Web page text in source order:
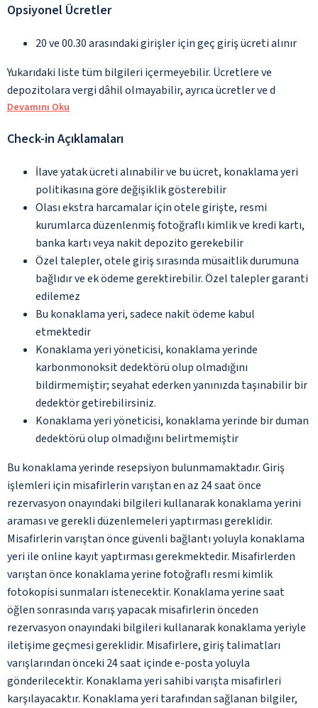
Opsiyonel Ücretler
20 ve 00.30 arasındaki girişler için geç giriş ücreti alınır
Yukarıdaki liste tüm bilgileri içermeyebilir. Ücretlere ve
depozitolara vergi dâhil olmayabilir, ayrıca ücretler ve d
Devamını Oku
Check-in Açıklamaları
İlave yatak ücreti alınabilir ve bu ücret, konaklama yeri
politikasına göre değişiklik gösterebilir
Olası ekstra harcamalar için otele girişte, resmi
kurumlarca düzenlenmiş fotoğraflı kimlik ve kredi kartı,
banka kartı veya nakit depozito gerekebilir
Özel talepler, otele giriş sırasında müsaitlik durumuna
bağlıdır ve ek ödeme gerektirebilir. Özel talepler garanti
edilemez
Bu konaklama yeri, sadece nakit ödeme kabul
etmektedir
Konaklama yeri yöneticisi, konaklama yerinde
karbonmonoksit dedektörü olup olmadığını
bildirmemiştir; seyahat ederken yanınızda taşınabilir bir
dedektör getirebilirsiniz.
Konaklama yeri yöneticisi, konaklama yerinde bir duman
dedektörü olup olmadığını belirtmemiştir
Bu konaklama yerinde resepsiyon bulunmamaktadır. Giriş
işlemleri için misafirlerin varıştan en az 24 saat önce
rezervasyon onayındaki bilgileri kullanarak konaklama yerini
araması ve gerekli düzenlemeleri yaptırması gereklidir.
Misafirlerin varıştan önce güvenli bağlantı yoluyla konaklama
yeri ile online kayıt yaptırması gerekmektedir. Misafirlerden
varıştan önce konaklama yerine fotoğraflı resmi kimlik
fotokopisi sunmaları istenecektir. Konaklama yerine saat
öğlen sonrasında varış yapacak misafirlerin önceden
rezervasyon onayındaki bilgileri kullanarak konaklama yeriyle
iletişime geçmesi gereklidir. Misafirlere, giriş talimatları
varışlarından önceki 24 saat içinde e-posta yoluyla
gönderilecektir. Konaklama yeri sahibi varışta misafirleri
karşılayacaktır. Konaklama yeri tarafından sağlanan bilgiler,